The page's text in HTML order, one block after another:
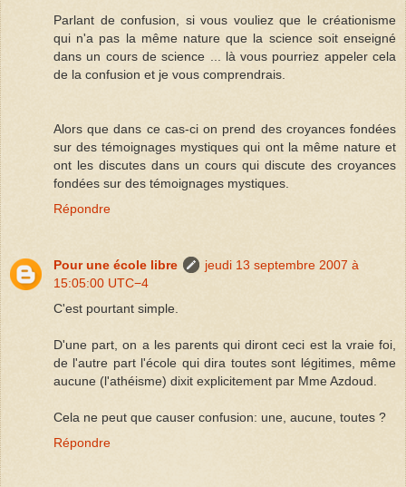
Parlant de confusion, si vous vouliez que le créationisme
qui n'a pas la même nature que la science soit enseigné
dans un cours de science ... là vous pourriez appeler cela
de la confusion et je vous comprendrais.
Alors que dans ce cas-ci on prend des croyances fondées
sur des témoignages mystiques qui ont la même nature et
ont les discutes dans un cours qui discute des croyances
fondées sur des témoignages mystiques.
Répondre
Pour une école libre
jeudi 13 septembre 2007 à
15:05:00 UTC−4
C'est pourtant simple.
D'une part, on a les parents qui diront ceci est la vraie foi,
de l'autre part l'école qui dira toutes sont légitimes, même
aucune (l'athéisme) dixit explicitement par Mme Azdoud.
Cela ne peut que causer confusion: une, aucune, toutes ?
Répondre